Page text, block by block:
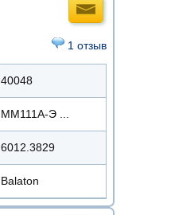
1 отзыв
40048
ММ111А-Э ...
6012.3829
Balaton